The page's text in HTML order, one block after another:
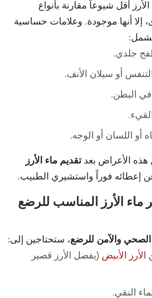
أقل شيوعاً مقارنة بأنواع
إلا أنها موجودة. وعلامات حساسية
تشمل:
جلدي.
أو سيلان الأنف.
في البطن.
أو اللسان أو الوجه.
هذه الأعراض بعدتقديم ماء الأرز
إعطائه فوراً واستشيري الطبيب.
الأرز المناسب للرضع
الصحي والآمن للرضع، ستحتاجين إلى:
الأرز الأبيض (يفضل الأرز قصير
النقي.